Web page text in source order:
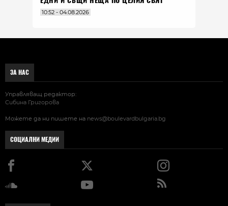
10:52 - 04.08.2026
ЗА НАС
Управляващ редактор:
Сибина Григорова
Можете да ни пишете на news@boulevardbulgaria.bg
СОЦИАЛНИ МЕДИИ